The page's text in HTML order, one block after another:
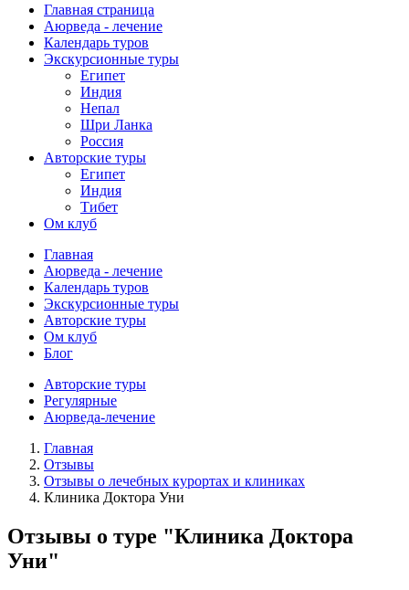
Главная страница
Аюрведа - лечение
Календарь туров
Экскурсионные туры
Египет
Индия
Непал
Шри Ланка
Россия
Авторские туры
Египет
Индия
Тибет
Ом клуб
Главная
Аюрведа - лечение
Календарь туров
Экскурсионные туры
Авторские туры
Ом клуб
Блог
Авторские туры
Регулярные
Аюрведа-лечение
Главная
Отзывы
Отзывы о лечебных курортах и клиниках
Клиника Доктора Уни
Отзывы о туре "Клиника Доктора
Уни"